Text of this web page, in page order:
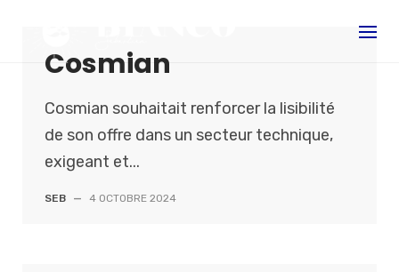
Cosmian
Cosmian souhaitait renforcer la lisibilité
de son offre dans un secteur technique,
exigeant et...
SEB — 4 OCTOBRE 2024